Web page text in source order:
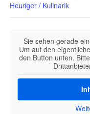
Heuriger / Kulinarik
Sie sehen gerade
Um auf den
den Button unten.